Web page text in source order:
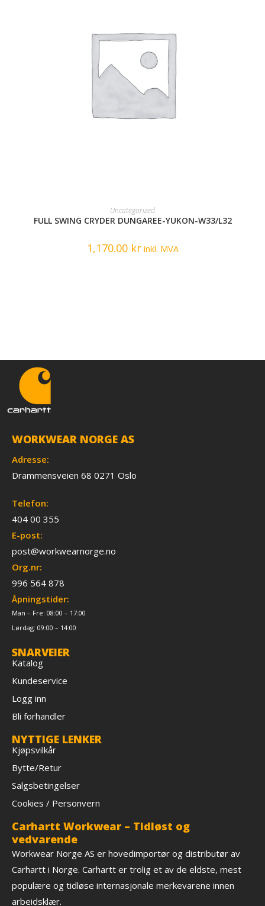
READ MORE
Uncategorized
FULL SWING CRYDER DUNGAREE-YUKON-W33/L32
1,170.00 krinkl. MVA
WORKWEAR NORGE AS
Adresse:
Drammensveien 68 0271 Oslo
Telefon:
404 00 355
E-post:
post@workwearnorge.no
Org.nr:
996 564 878
Åpningstider:
Man – Fre: 08:00 – 17:00
Lørdag: 09:00 – 14:00
SNARVEIER
Katalog
Kundeservice
Logg inn
Bli forhandler
NYTTIGE LENKER
Kjøpsvilkår
Bytte/Retur
Salgsbetingelser
Cookies / Personvern
Carhartt Workwear – Tidløst og
vedvarende
Workwear Norge AS er hovedimportør og distributør av
Carhartt i Norge. Carhartt er trolig et av de eldste, mest
populære og tidløse internasjonale merkevarene innen
arbeidsklær.